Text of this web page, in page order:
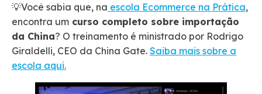
💡Você sabia que, na escola Ecommerce na Prática,
encontra um curso completo sobre importação
da China? O treinamento é ministrado por Rodrigo
Giraldelli, CEO da China Gate. Saiba mais sobre a
escola aqui.